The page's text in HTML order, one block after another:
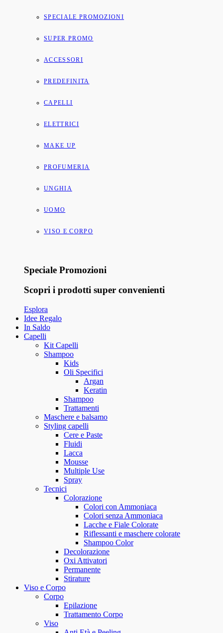
SPECIALE PROMOZIONI
SUPER PROMO
ACCESSORI
PREDEFINITA
CAPELLI
ELETTRICI
MAKE UP
PROFUMERIA
UNGHIA
UOMO
VISO E CORPO
Speciale Promozioni
Scopri i prodotti super convenienti
Esplora
Idee Regalo
In Saldo
Capelli
Kit Capelli
Shampoo
Kids
Oli Specifici
Argan
Keratin
Shampoo
Trattamenti
Maschere e balsamo
Styling capelli
Cere e Paste
Fluidi
Lacca
Mousse
Multiple Use
Spray
Tecnici
Colorazione
Colori con Ammoniaca
Colori senza Ammoniaca
Lacche e Fiale Colorate
Riflessanti e maschere colorate
Shampoo Color
Decolorazione
Oxi Attivatori
Permanente
Stirature
Viso e Corpo
Corpo
Epilazione
Trattamento Corpo
Viso